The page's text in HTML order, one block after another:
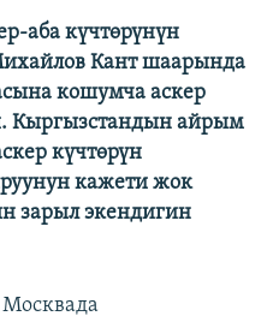
аба күчтөрүнүн
Кант шаарында
кошумча аскер
Кыргызстандын айрым
күчтөрүн
кажети жок
зарыл экендигин